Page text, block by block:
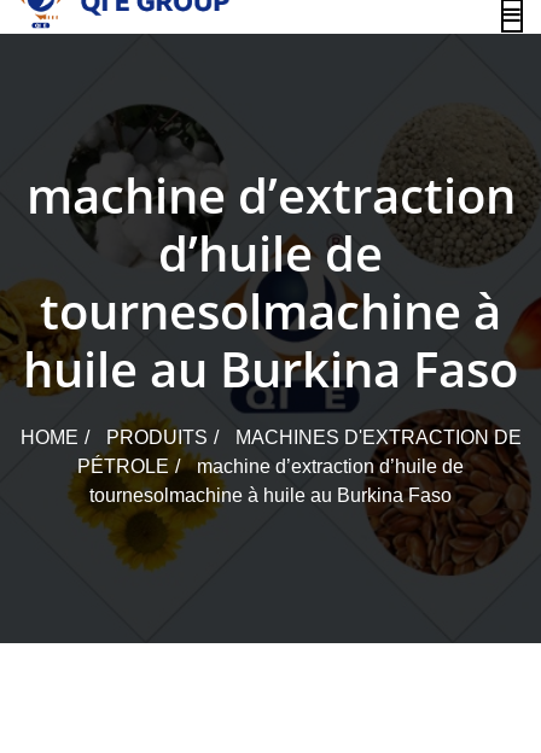
content
machine d’extraction
d’huile de
tournesolmachine à
huile au Burkina Faso
HOME PRODUITS
MACHINES D'EXTRACTION DE
PÉTROLE
machine d’extraction d’huile de
tournesolmachine à huile au Burkina Faso